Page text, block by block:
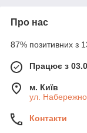
Про нас
87% позитивних з
Працює з
м. Київ
ул.
Контакти